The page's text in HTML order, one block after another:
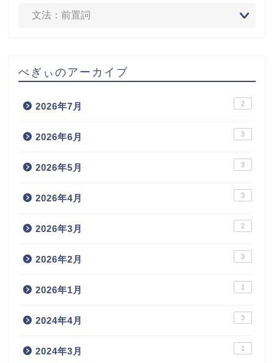
ぺぎぃのアーカイブ
2026年7月 2
2026年6月 3
2026年5月 3
2026年4月 3
2026年3月 2
2026年2月 3
2026年1月 1
2024年4月 3
2024年3月 1